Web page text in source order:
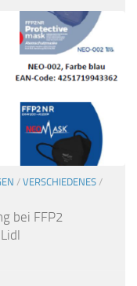
/ VERSCHIEDENES /
bei FFP2